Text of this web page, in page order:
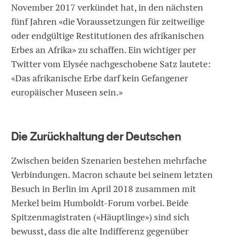
November 2017 verkündet hat, in den nächsten
fünf Jahren «die Voraussetzungen für zeitweilige
oder endgültige Restitutionen des afrikanischen
Erbes an Afrika» zu schaffen. Ein wichtiger per
Twitter vom Elysée nachgeschobene Satz lautete:
«Das afrikanische Erbe darf kein Gefangener
europäischer Museen sein.»
Die Zurückhaltung der Deutschen
Zwischen beiden Szenarien bestehen mehrfache
Verbindungen. Macron schaute bei seinem letzten
Besuch in Berlin im April 2018 zusammen mit
Merkel beim Humboldt-Forum vorbei. Beide
Spitzenmagistraten («Häuptlinge») sind sich
bewusst, dass die alte Indifferenz gegenüber